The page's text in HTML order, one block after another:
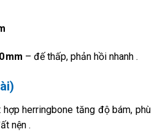
mm – đế thấp, phản hồi nhanh.
hợp herringbone tăng độ bám, phù
nện.